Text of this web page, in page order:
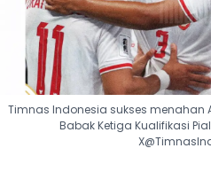
Timnas Indonesia sukses menahan
Babak Ketiga Kualifikasi